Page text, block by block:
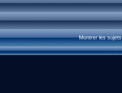
Montrer les